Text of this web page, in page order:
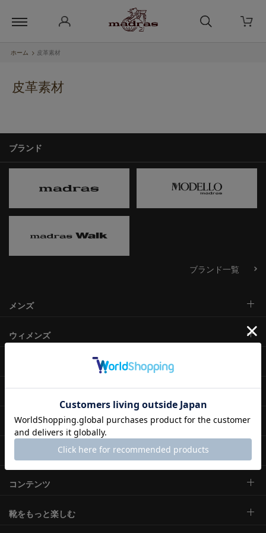
ホーム > 皮革素材
皮革素材
ブランド
ブランド一覧
メンズ
ウィメンズ
メンバーズクラブ
直営店・取り扱い店
コンテンツ
靴をもっと楽しむ